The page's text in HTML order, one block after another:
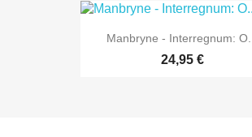
Manbryne - Interregnum: O...
24,95 €